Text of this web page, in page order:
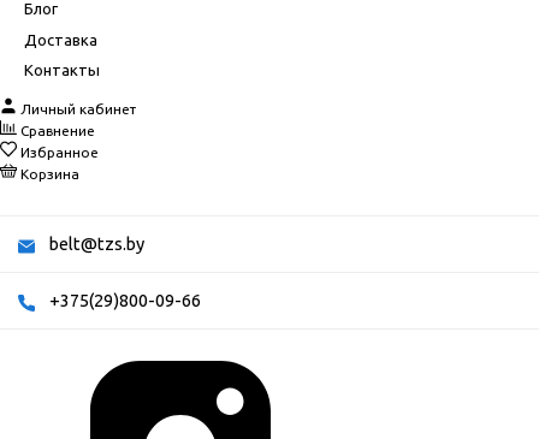
Блог
Доставка
Контакты
Личный кабинет
Сравнение
Избранное
Корзина
belt@tzs.by
+375(29)800-09-66